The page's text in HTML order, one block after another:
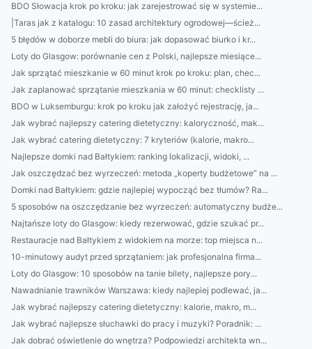
BDO Słowacja krok po kroku: jak zarejestrować się w systemie...
|Taras jak z katalogu: 10 zasad architektury ogrodowej—ścież...
5 błędów w doborze mebli do biura: jak dopasować biurko i kr...
Loty do Glasgow: porównanie cen z Polski, najlepsze miesiące...
Jak sprzątać mieszkanie w 60 minut krok po kroku: plan, chec...
Jak zaplanować sprzątanie mieszkania w 60 minut: checklisty ...
BDO w Luksemburgu: krok po kroku jak założyć rejestrację, ja...
Jak wybrać najlepszy catering dietetyczny: kaloryczność, mak...
Jak wybrać catering dietetyczny: 7 kryteriów (kalorie, makro...
Najlepsze domki nad Bałtykiem: ranking lokalizacji, widoki, ...
Jak oszczędzać bez wyrzeczeń: metoda „koperty budżetowe” na ...
Domki nad Bałtykiem: gdzie najlepiej wypocząć bez tłumów? Ra...
5 sposobów na oszczędzanie bez wyrzeczeń: automatyczny budże...
Najtańsze loty do Glasgow: kiedy rezerwować, gdzie szukać pr...
Restauracje nad Bałtykiem z widokiem na morze: top miejsca n...
10-minutowy audyt przed sprzątaniem: jak profesjonalna firma...
Loty do Glasgow: 10 sposobów na tanie bilety, najlepsze pory...
Nawadnianie trawników Warszawa: kiedy najlepiej podlewać, ja...
Jak wybrać najlepszy catering dietetyczny: kalorie, makro, m...
Jak wybrać najlepsze słuchawki do pracy i muzyki? Poradnik: ...
Jak dobrać oświetlenie do wnętrza? Podpowiedzi architekta wn...